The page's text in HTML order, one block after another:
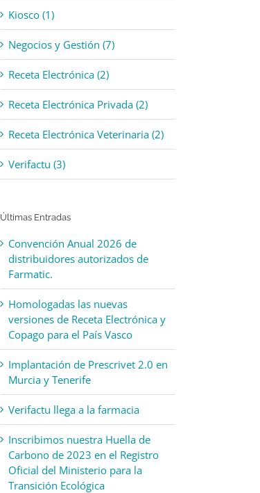
Kiosco (1)
Negocios y Gestión (7)
Receta Electrónica (2)
Receta Electrónica Privada (2)
Receta Electrónica Veterinaria (2)
Verifactu (3)
Últimas Entradas
Convención Anual 2026 de
distribuidores autorizados de
Farmatic.
Homologadas las nuevas
versiones de Receta Electrónica y
Copago para el País Vasco
Implantación de Prescrivet 2.0 en
Murcia y Tenerife
Verifactu llega a la farmacia
Inscribimos nuestra Huella de
Carbono de 2023 en el Registro
Oficial del Ministerio para la
Transición Ecológica